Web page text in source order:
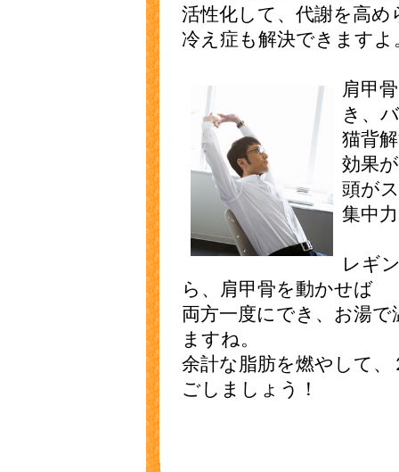
活性化して、代謝を高め
冷え症も解決できますよ
肩甲
き、
猫背
効果
頭が
集中
レギ
ら、肩甲骨を動かせば
両方一度にでき、お湯
ますね。
余計な脂肪を燃やして
ごしましょう！